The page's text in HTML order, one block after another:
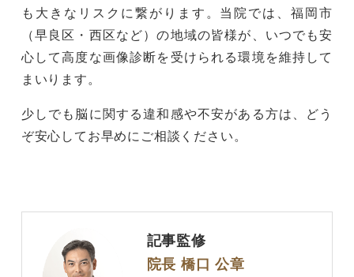
も大きなリスクに繋がります。当院では、福岡市
（早良区・西区など）の地域の皆様が、いつでも安
心して高度な画像診断を受けられる環境を維持して
まいります。
少しでも脳に関する違和感や不安がある方は、どう
ぞ安心してお早めにご相談ください。
記事監修
院長 橋口 公章